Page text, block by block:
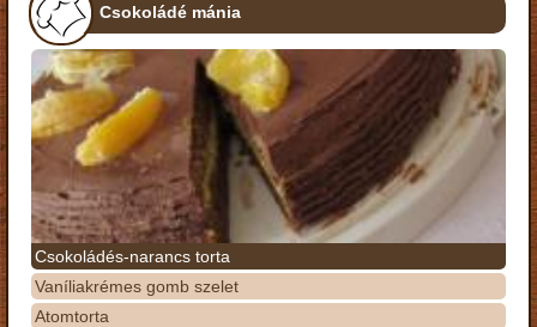
Csokoládé mánia
Csokoládés-narancs torta
Vaníliakrémes gomb szelet
Atomtorta